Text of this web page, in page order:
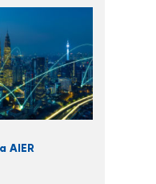
AIER
QUIÉNES SOMOS
CUENTAS
INFORMACIÓN NO